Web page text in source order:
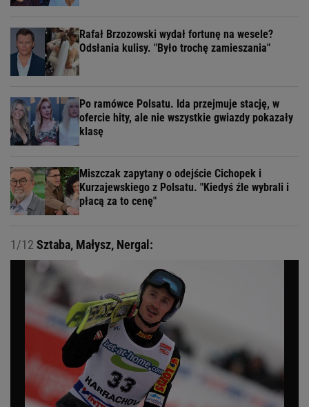
Rafał Brzozowski wydał fortunę na wesele?
Odsłania kulisy. "Było trochę zamieszania"
Po ramówce Polsatu. Ida przejmuje stację, w
ofercie hity, ale nie wszystkie gwiazdy pokazały
klasę
Miszczak zapytany o odejście Cichopek i
Kurzajewskiego z Polsatu. "Kiedyś źle wybrali i
płacą za to cenę"
1/12 Sztaba, Małysz, Nergal: